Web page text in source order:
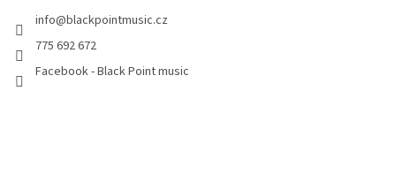
info@blackpointmusic.cz
775 692 672
Facebook - Black Point music